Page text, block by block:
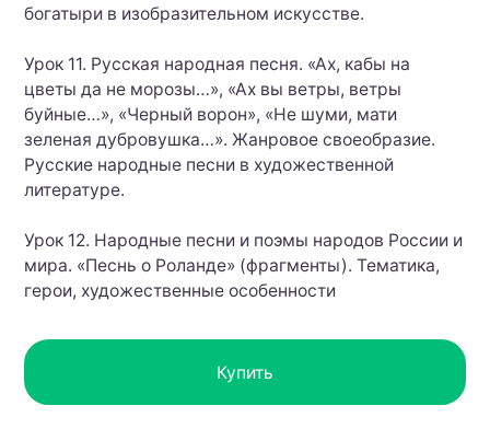
богатыри в изобразительном искусстве.
Урок 11. Русская народная песня. «Ах, кабы на
цветы да не морозы…», «Ах вы ветры, ветры
буйные…», «Черный ворон», «Не шуми, мати
зеленая дубровушка…». Жанровое своеобразие.
Русские народные песни в художественной
литературе.
Урок 12. Народные песни и поэмы народов России и
мира. «Песнь о Роланде» (фрагменты). Тематика,
герои, художественные особенности
Купить